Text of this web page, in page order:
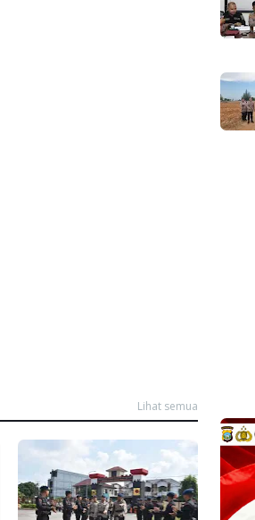
Lihat semua